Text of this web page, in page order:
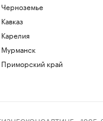
Черноземье
Кавказ
Карелия
Мурманск
Приморский край